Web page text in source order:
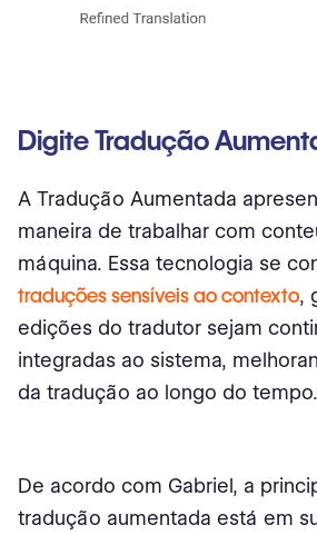
Digite Tradução
A Tradução Aumentada
maneira de trabalhar com
máquina. Essa tecnologia se
traduções sensíveis ao contexto,
edições do tradutor sejam
integradas ao sistema,
da tradução ao longo do tempo.
De acordo com Gabriel, a
tradução aumentada está em